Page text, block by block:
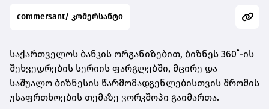
commersant/ კომერსანტი
საქართველოს ბანკის ორგანიზებით, ბიზნეს 360˚-ის
შეხვედრების სერიის ფარგლებში, მცირე და
საშუალო ბიზნესის წარმომადგენლებისთვის შრომის
უსაფრთხოების თემაზე ვორკშოპი გაიმართა.